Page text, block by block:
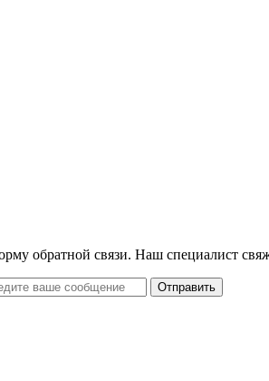
обратной связи. Наш специалист
Отправить